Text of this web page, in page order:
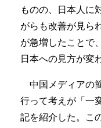
ものの、日本人に
がらも改善が見ら
が急増したことで
日本への見方が変
中国メディアの
行って考えが「一
記を紹介した。こ